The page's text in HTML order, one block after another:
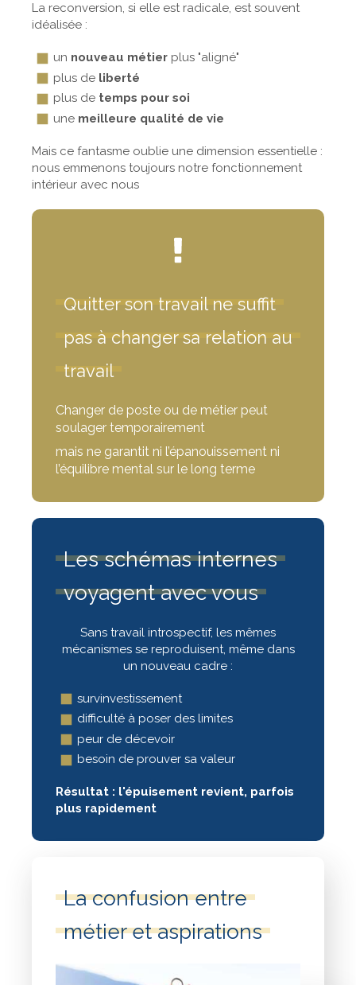
La reconversion, si elle est radicale, est souvent
idéalisée :
un nouveau métier plus "aligné"
plus de liberté
plus de temps pour soi
une meilleure qualité de vie
Mais ce fantasme oublie une dimension essentielle :
nous emmenons toujours notre fonctionnement
intérieur avec nous
Quitter son travail ne suffit
pas à changer sa relation au
travail
Changer de poste ou de métier peut
soulager temporairement
mais ne garantit ni l’épanouissement ni
l’équilibre mental sur le long terme
Les schémas internes
voyagent avec vous
Sans travail introspectif, les mêmes
mécanismes se reproduisent, même dans
un nouveau cadre :
survinvestissement
difficulté à poser des limites
peur de décevoir
besoin de prouver sa valeur
Résultat : l'épuisement revient, parfois
plus rapidement
La confusion entre
métier et aspirations